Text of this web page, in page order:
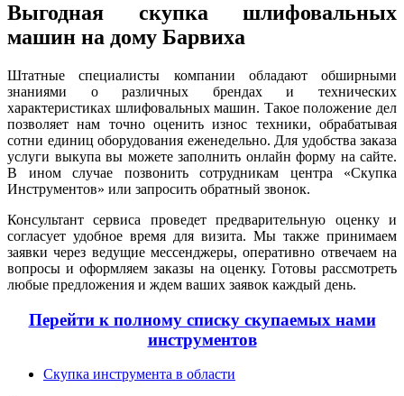
Выгодная скупка шлифовальных
машин на дому Барвиха
Штатные специалисты компании обладают обширными
знаниями о различных брендах и технических
характеристиках шлифовальных машин. Такое положение дел
позволяет нам точно оценить износ техники, обрабатывая
сотни единиц оборудования еженедельно. Для удобства заказа
услуги выкупа вы можете заполнить онлайн форму на сайте.
В ином случае позвонить сотрудникам центра «Скупка
Инструментов» или запросить обратный звонок.
Консультант сервиса проведет предварительную оценку и
согласует удобное время для визита. Мы также принимаем
заявки через ведущие мессенджеры, оперативно отвечаем на
вопросы и оформляем заказы на оценку. Готовы рассмотреть
любые предложения и ждем ваших заявок каждый день.
Перейти к полному списку скупаемых нами
инструментов
Скупка инструмента в области